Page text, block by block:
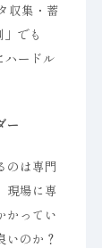
収集・蓄
でも
ハードル
ー
のは専門
現場に専
かってい
いのか？